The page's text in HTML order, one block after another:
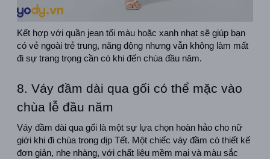
Kết hợp với quần jean tối màu hoặc xanh nhạt sẽ giúp bạn
có vẻ ngoài trẻ trung, năng động nhưng vẫn không làm mất
đi sự trang trọng cần có khi đến chùa đầu năm.
8. Váy đầm dài qua gối có thể mặc vào
chùa lễ đầu năm
Váy đầm dài qua gối là một sự lựa chọn hoàn hảo cho nữ
giới khi đi chùa trong dịp Tết. Một chiếc váy đầm có thiết kế
đơn giản, nhẹ nhàng, với chất liệu mềm mại và màu sắc